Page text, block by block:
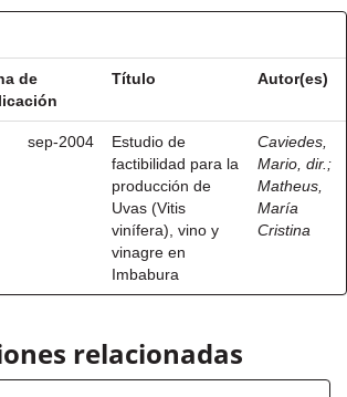
de
Título Autor(es)
sep-2004
Estudio de
factibilidad para la
producción de
Uvas (Vitis
vinífera), vino y
vinagre en
Imbabura
Caviedes,
Mario, dir. ;
Matheus,
María
Cristina
relacionadas